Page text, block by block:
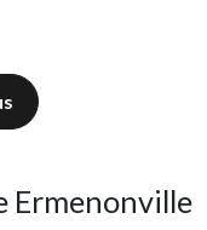
Ermenonville